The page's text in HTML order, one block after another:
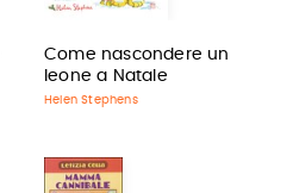
Come nascondere un
leone a Natale
Helen Stephens